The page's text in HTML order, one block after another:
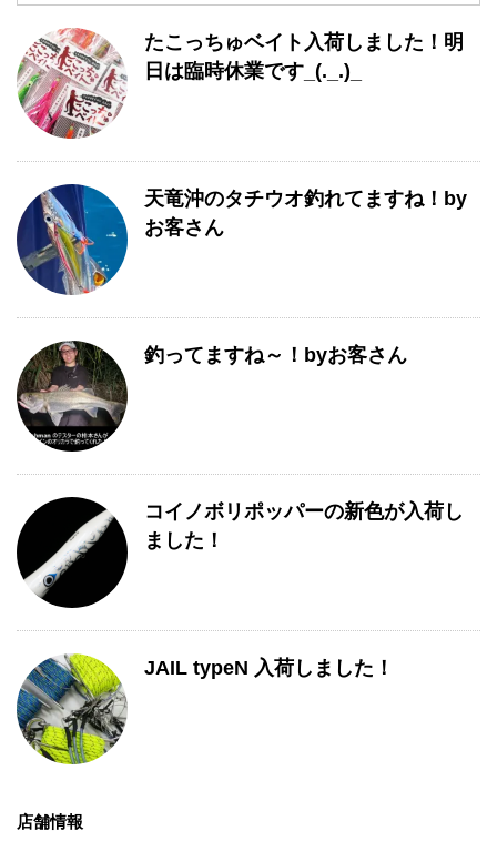
別
一
覧
たこっちゅベイト入荷しました！明
日は臨時休業です_(._.)_
天竜沖のタチウオ釣れてますね！by
お客さん
釣ってますね～！byお客さん
コイノボリポッパーの新色が入荷し
ました！
JAIL typeN 入荷しました！
店舗情報